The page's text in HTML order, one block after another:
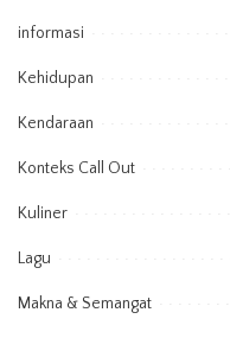
informasi
Kehidupan
Kendaraan
Konteks Call Out
Kuliner
Lagu
Makna & Semangat